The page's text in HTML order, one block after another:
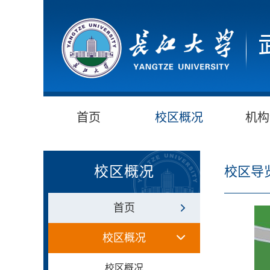
首页 校区概况 机
校区概况
首页
校区概况
校区概况
校区导